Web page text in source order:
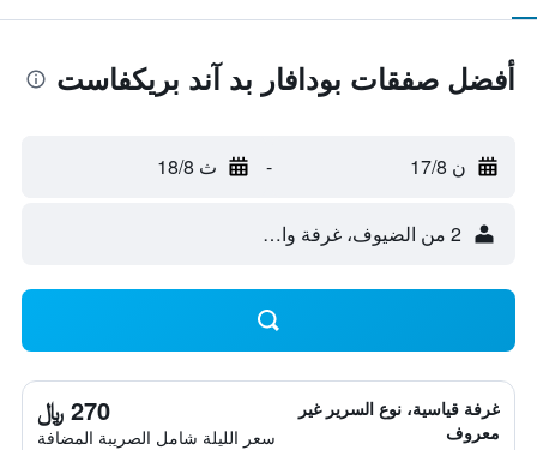
أفضل صفقات بودافار بد آند بريكفاست
ن 17/8 - ث 18/8
2 من الضيوف، غرفة واحدة
غرفة قياسية، نوع السرير غير
معروف
270 ﷼
سعر الليلة شامل الصريبة المضافة